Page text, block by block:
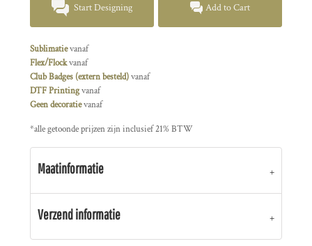
Start Designing Add to Cart
Sublimatievanaf
Flex/Flockvanaf
Club Badges (extern besteld)vanaf
DTF Printingvanaf
Geen decoratievanaf
*alle getoonde prijzen zijn inclusief 21% BTW
Maatinformatie
Verzend informatie